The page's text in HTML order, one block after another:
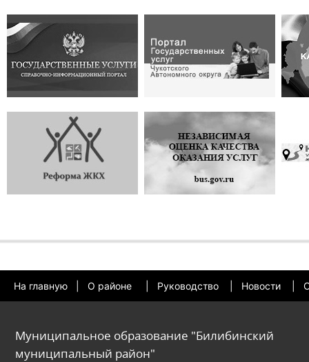
На главную О районе Руководство Новости
Муниципальное образование "Билибинский
муниципальный район"